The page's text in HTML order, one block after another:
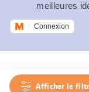
meilleures
Connexion
Afficher le